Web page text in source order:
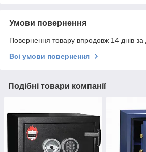
Умови повернення
Повернення товару впродовж 14 днів за
Всі умови повернення
Подібні товари компанії